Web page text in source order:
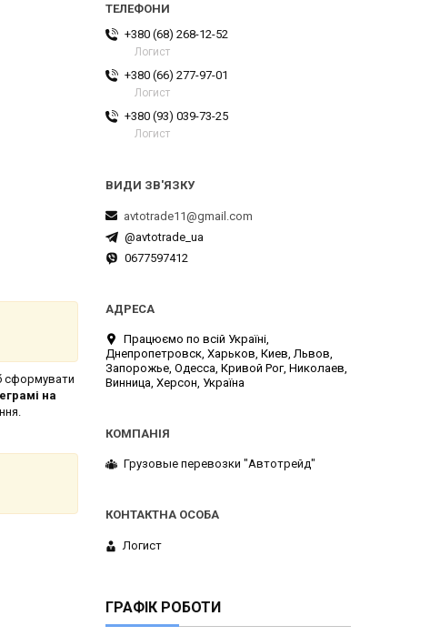
сформувати
на
+380 (68) 268-12-52
Логист
+380 (66) 277-97-01
Логист
+380 (93) 039-73-25
Логист
avtotrade11@gmail.com
@avtotrade_ua
0677597412
Працюємо по всій Україні,
Днепропетровск, Харьков, Киев, Львов,
Запорожье, Одесса, Кривой Рог, Николаев,
Винница, Херсон, Україна
Грузовые перевозки "Автотрейд"
Логист
ГРАФІК РОБОТИ